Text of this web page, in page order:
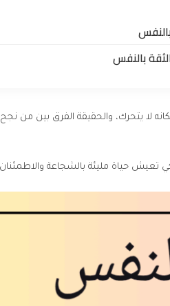
بالنفس
لا يتحرك، والحقيقة الفرق بين من
حياة مليئة بالشجاعة